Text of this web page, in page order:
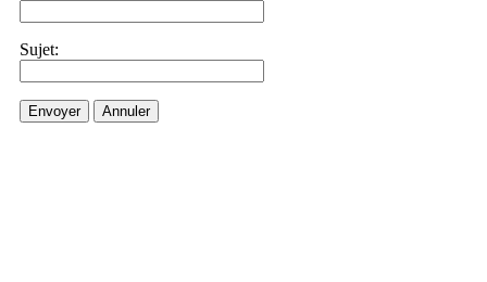
Sujet:
Envoyer Annuler